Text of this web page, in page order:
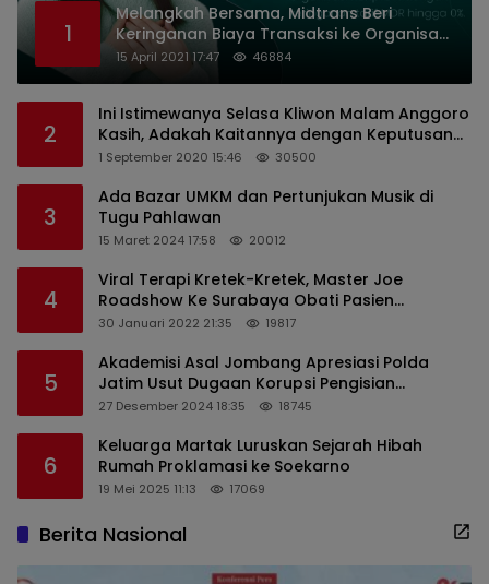
1
Melangkah Bersama, Midtrans Beri
Keringanan Biaya Transaksi ke Organisasi
Nirlaba Indonesia
15 April 2021 17:47 46884
2
Ini Istimewanya Selasa Kliwon Malam Anggoro
Kasih, Adakah Kaitannya dengan Keputusan
PDIP?
1 September 2020 15:46 30500
3
Ada Bazar UMKM dan Pertunjukan Musik di
Tugu Pahlawan
15 Maret 2024 17:58 20012
4
Viral Terapi Kretek-Kretek, Master Joe
Roadshow Ke Surabaya Obati Pasien
Sekaligus Edukasi Masyarakat
30 Januari 2022 21:35 19817
5
Akademisi Asal Jombang Apresiasi Polda
Jatim Usut Dugaan Korupsi Pengisian
Perangkat Desa di Kediri
27 Desember 2024 18:35 18745
6
Keluarga Martak Luruskan Sejarah Hibah
Rumah Proklamasi ke Soekarno
19 Mei 2025 11:13 17069
Berita Nasional